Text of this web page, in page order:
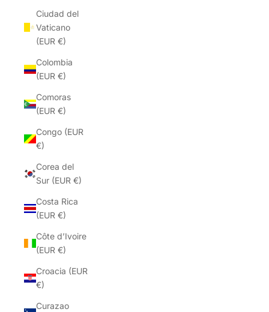
Ciudad del
Vaticano
(EUR €)
Colombia
(EUR €)
Comoras
(EUR €)
Congo (EUR
€)
Corea del
Sur (EUR €)
Costa Rica
(EUR €)
Côte d’Ivoire
(EUR €)
Croacia (EUR
€)
Curazao